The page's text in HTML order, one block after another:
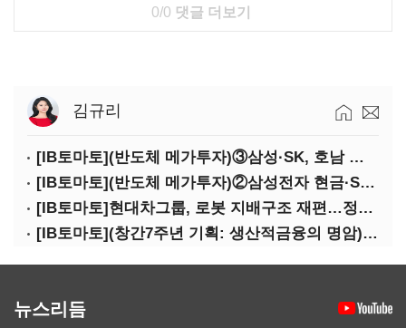
0/0 댓글 더보기
김규리
[IB토마토](반도체 메가투자)③삼성·SK, 호남 동시 출격…인력·협력사 쟁탈전
[IB토마토](반도체 메가투자)②삼성전자 현금·SDI 차입…엇갈린 2655조 투자체력
[IB토마토]현대차그룹, 로봇 지배구조 재편…정의선 1245억 추가 투입 유력
[IB토마토](창간7주년 기획: 생산적금융의 명암)③선택받은 산업, 커진 자금격차
뉴스리듬